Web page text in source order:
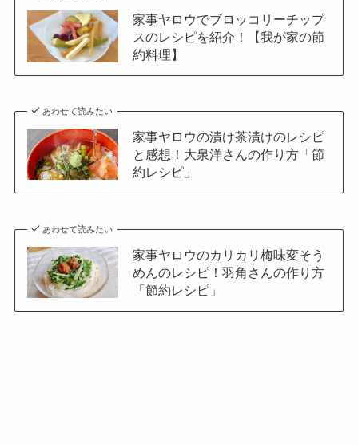
家事ヤロウでブロッコリーチップ
スのレシピを紹介！【我が家の節
約料理】
あわせて読みたい
家事ヤロウの漬け茶漬けのレシピ
と感想！大泉洋さんの作り方「節
約レシピ」
あわせて読みたい
家事ヤロウのカリカリ梅味変そう
めんのレシピ！羽角さんの作り方
「節約レシピ」